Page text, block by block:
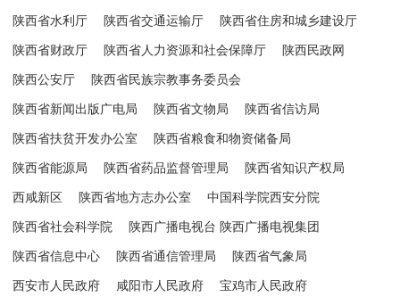
陕西省水利厅 陕西省交通运输厅 陕西省住房和城乡建设厅
陕西省财政厅 陕西省人力资源和社会保障厅 陕西民政网
陕西公安厅 陕西省民族宗教事务委员会
陕西省新闻出版广电局 陕西省文物局 陕西省信访局
陕西省扶贫开发办公室 陕西省粮食和物资储备局
陕西省能源局 陕西省药品监督管理局 陕西省知识产权局
西咸新区 陕西省地方志办公室 中国科学院西安分院
陕西省社会科学院 陕西广播电视台 陕西广播电视集团
陕西省信息中心 陕西省通信管理局 陕西省气象局
西安市人民政府 咸阳市人民政府 宝鸡市人民政府